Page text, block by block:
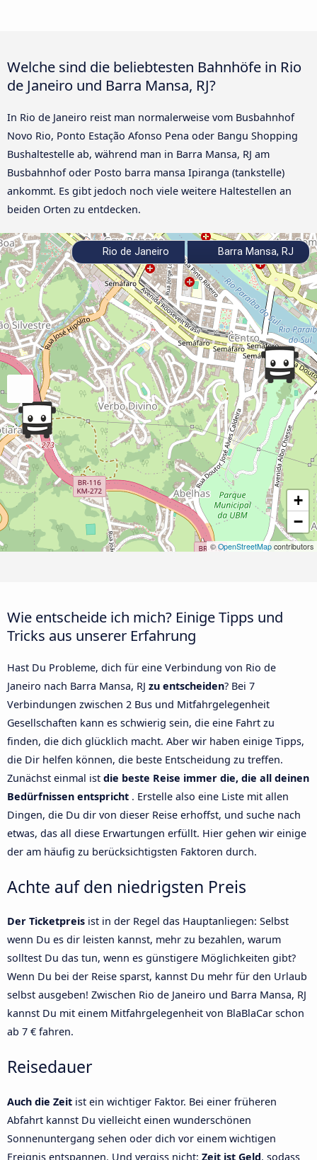
Welche sind die beliebtesten Bahnhöfe in Rio
de Janeiro und Barra Mansa, RJ?
In Rio de Janeiro reist man normalerweise vom Busbahnhof
Novo Rio, Ponto Estação Afonso Pena oder Bangu Shopping
Bushaltestelle ab, während man in Barra Mansa, RJ am
Busbahnhof oder Posto barra mansa Ipiranga (tankstelle)
ankommt. Es gibt jedoch noch viele weitere Haltestellen an
beiden Orten zu entdecken.
+
−
©OpenStreetMap contributors
Rio de Janeiro Barra Mansa, RJ
Wie entscheide ich mich? Einige Tipps und
Tricks aus unserer Erfahrung
Hast Du Probleme, dich für eine Verbindung von Rio de
Janeiro nach Barra Mansa, RJ zu entscheiden? Bei 7
Verbindungen zwischen 2 Bus und Mitfahrgelegenheit
Gesellschaften kann es schwierig sein, die eine Fahrt zu
finden, die dich glücklich macht. Aber wir haben einige Tipps,
die Dir helfen können, die beste Entscheidung zu treffen.
Zunächst einmal ist die beste Reise immer die, die all deinen
Bedürfnissen entspricht . Erstelle also eine Liste mit allen
Dingen, die Du dir von dieser Reise erhoffst, und suche nach
etwas, das all diese Erwartungen erfüllt. Hier gehen wir einige
der am häufig zu berücksichtigsten Faktoren durch.
Achte auf den niedrigsten Preis
Der Ticketpreis ist in der Regel das Hauptanliegen: Selbst
wenn Du es dir leisten kannst, mehr zu bezahlen, warum
solltest Du das tun, wenn es günstigere Möglichkeiten gibt?
Wenn Du bei der Reise sparst, kannst Du mehr für den Urlaub
selbst ausgeben! Zwischen Rio de Janeiro und Barra Mansa, RJ
kannst Du mit einem Mitfahrgelegenheit von BlaBlaCar schon
ab 7 € fahren.
Reisedauer
Auch die Zeit ist ein wichtiger Faktor. Bei einer früheren
Abfahrt kannst Du vielleicht einen wunderschönen
Sonnenuntergang sehen oder dich vor einem wichtigen
Ereignis entspannen. Und vergiss nicht: Zeit ist Geld, sodass